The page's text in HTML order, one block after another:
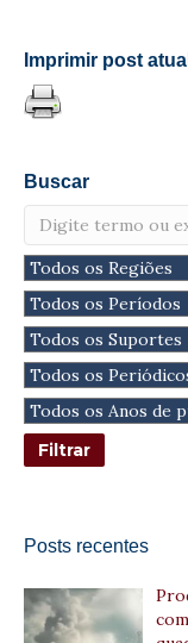
Imprimir post atual
Buscar
Posts recentes